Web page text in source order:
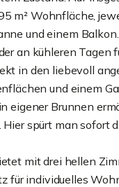
m² Wohnfläche,
und einem
an kühleren
in den liebevoll
und einem
eigener Brunnen
spürt man sofort
mit drei hellen
für individuelles